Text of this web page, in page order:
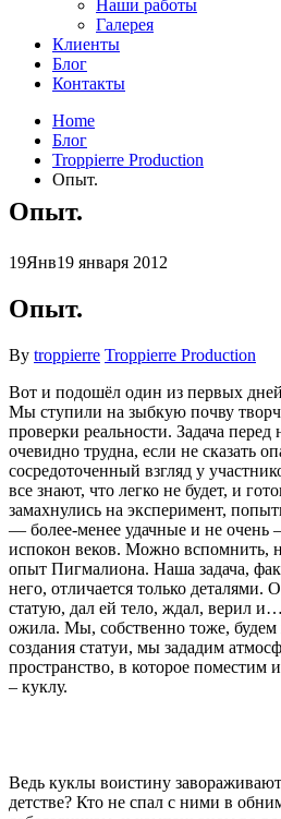
Наши работы
Галерея
Клиенты
Блог
Контакты
Home
Блог
Troppierre Production
Опыт.
Опыт.
19Янв19 января 2012
Опыт.
By troppierre Troppierre Production
Вот и подошёл один из первых
Мы ступили на зыбкую почву
проверки реальности. Задача перед
очевидно трудна, если не сказать
сосредоточенный взгляд у
все знают, что легко не будет, и
замахнулись на эксперимент,
— более-менее удачные и не очень
испокон веков. Можно вспомнить,
опыт Пигмалиона. Наша задача,
него, отличается только деталями.
статую, дал ей тело, ждал, верил
ожила. Мы, собственно тоже,
создания статуи, мы зададим
пространство, в которое поместим
– куклу.
Ведь куклы воистину
детстве? Кто не спал с ними в